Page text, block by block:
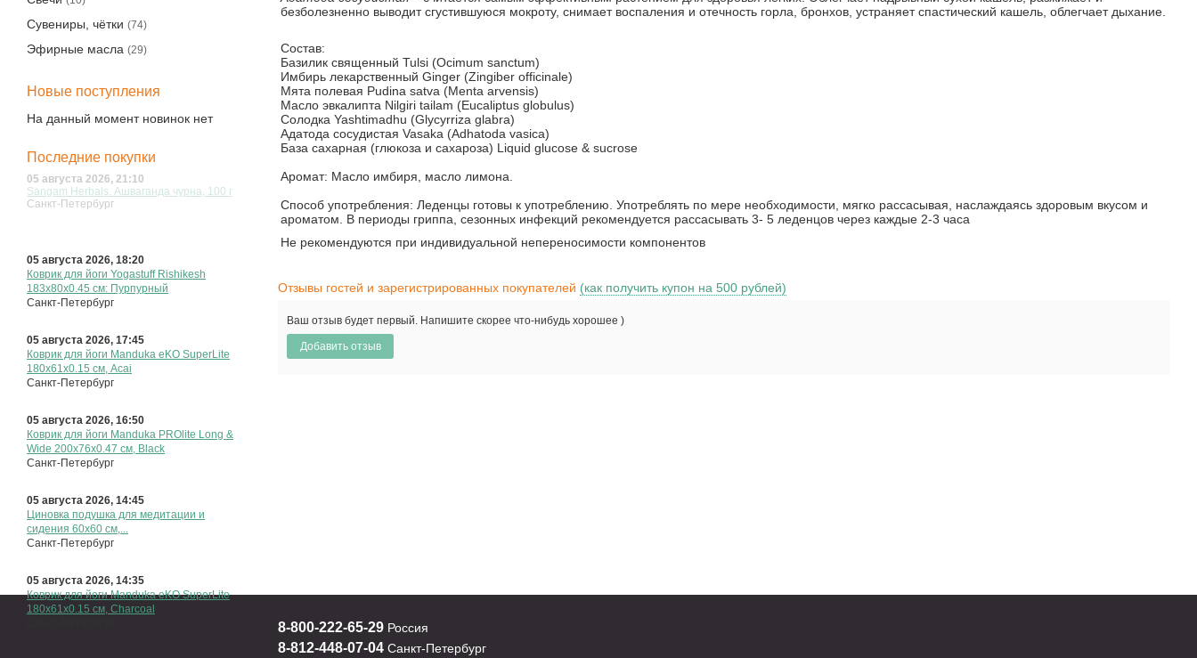
Сувениры, чётки (74)
Эфирные масла (29)
Новые поступления
На данный момент новинок нет
Последние покупки
05 августа 2026, 21:10
Sangam Herbals. Ашваганда чурна, 100 г
Санкт-Петербург
05 августа 2026, 18:20
Коврик для йоги Yogastuff Rishikesh
183x80x0.45 см: Пурпурный
Санкт-Петербург
05 августа 2026, 17:45
Коврик для йоги Manduka eKO SuperLite
180х61х0.15 см, Аcai
Санкт-Петербург
05 августа 2026, 16:50
Коврик для йоги Manduka PROlite Long &
Wide 200х76х0.47 см, Black
Санкт-Петербург
05 августа 2026, 14:45
Циновка подушка для медитации и
сидения 60x60 см,...
Санкт-Петербург
05 августа 2026, 14:35
Коврик для йоги Manduka eKO SuperLite
180х61х0.15 см, Charcoal
безболезненно выводит сгустившуюся мокроту, снимает воспаления и отечность горла, бронхов, устраняет спастический кашель, облегчает дыхание.
Состав:
Базилик священный Tulsi (Ocimum sanctum)
Имбирь лекарственный Ginger (Zingiber officinale)
Мята полевая Pudina satva (Menta arvensis)
Масло эвкалипта Nilgiri tailam (Eucaliptus globulus)
Солодка Yashtimadhu (Glycyrriza glabra)
Адатода сосудистая Vasaka (Adhatoda vasica)
База сахарная (глюкоза и сахароза) Liquid glucose & sucrose
Аромат: Масло имбиря, масло лимона.
Способ употребления: Леденцы готовы к употреблению. Употреблять по мере необходимости, мягко рассасывая, наслаждаясь здоровым вкусом и
ароматом. В периоды гриппа, сезонных инфекций рекомендуется рассасывать 3- 5 леденцов через каждые 2-3 часа
Не рекомендуются при индивидуальной непереносимости компонентов
Отзывы гостей и зарегистрированных покупателей (как получить купон на 500 рублей)
Ваш отзыв будет первый. Напишите скорее что-нибудь хорошее )
8-800-222-65-29 Россия
8-812-448-07-04 Санкт-Петербург